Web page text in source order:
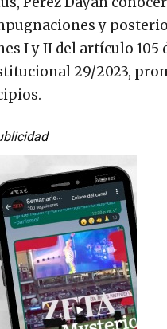
y
I y II del artículo 105
29/2023,